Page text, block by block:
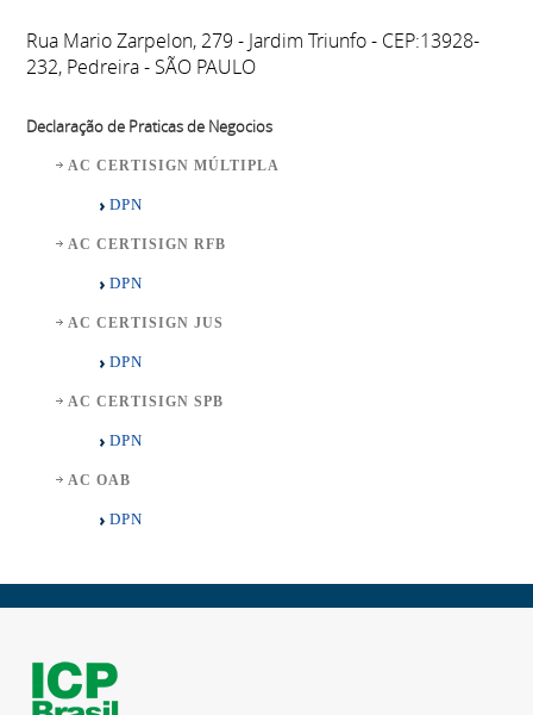
Rua Mario Zarpelon, 279 - Jardim Triunfo - CEP:13928-
232, Pedreira - SÃO PAULO
Declaração de Praticas de Negocios
AC CERTISIGN MÚLTIPLA
DPN
AC CERTISIGN RFB
DPN
AC CERTISIGN JUS
DPN
AC CERTISIGN SPB
DPN
AC OAB
DPN